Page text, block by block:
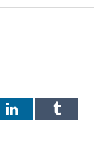
LinkedInTumblr